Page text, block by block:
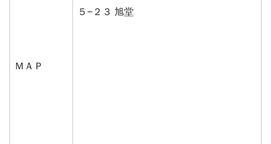
ＭＡＰ
５−２３ 旭堂